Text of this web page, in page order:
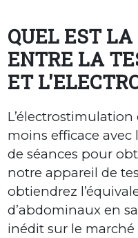
QUEL EST LA
ENTRE LA
ET
moins efficace
de séances pour
notre appareil de
obtiendrez
d’abdominaux en
inédit sur le marché